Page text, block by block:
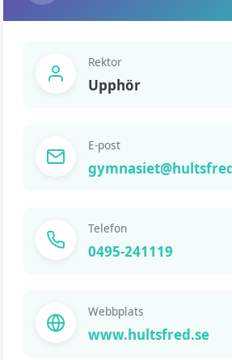
Rektor
Upphör
E-post
Telefon
0495-241119
Webbplats
www.hultsfred.se